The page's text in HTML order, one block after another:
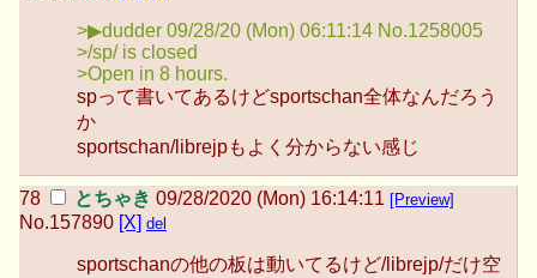
>▶dudder 09/28/20 (Mon) 06:11:14 No.1258005
>/sp/ is closed
>Open in 8 hours.
spって書いてあるけどsportschan全体なんだろう
か
sportschan/librejpもよく分からない感じ
とちゃき 09/28/2020 (Mon) 16:14:11 [Preview]
No.157890 [X] del
sportschanの他の板は動いてるけど/librejp/だけ空